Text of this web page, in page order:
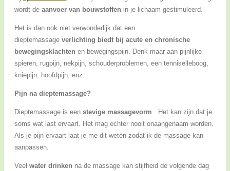
wordt de aanvoer van bouwstoffen in je lichaam gestimuleerd.
Het is dan ook niet verwonderlijk dat een
dieptemassage verlichting biedt bij acute en chronische
bewegingsklachten en bewegingspijn. Denk maar aan pijnlijke
spieren, rugpijn, nekpijn, schouderproblemen, een tenniselleboog,
kniepijn, hoofdpijn, enz.
Pijn na dieptemassage?
Dieptemassage is een stevige massagevorm. Het kan zijn dat je
soms wat last ervaart. Het mag echter nooit onaangenaam worden.
Als je pijn ervaart laat je me dit weten zodat ik de massage kan
aanpassen.
Veel water drinken na de massage kan stijfheid de volgende dag